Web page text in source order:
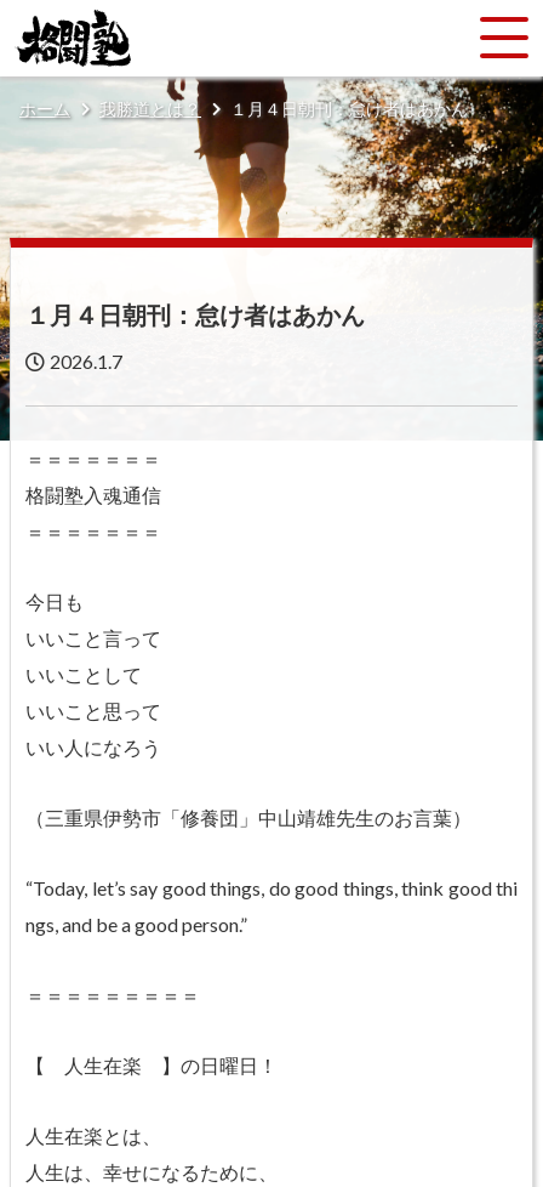
ホーム 我勝道とは？ １月４日朝刊：怠け者はあかん
１月４日朝刊：怠け者はあかん
2026.1.7
＝＝＝＝＝＝＝
格闘塾入魂通信
＝＝＝＝＝＝＝
今日も
いいこと言って
いいことして
いいこと思って
いい人になろう
（三重県伊勢市「修養団」中山靖雄先生のお言葉）
“Today, let’s say good things, do good things, think good thi
ngs, and be a good person.”
＝＝＝＝＝＝＝＝＝
【 人生在楽 】の日曜日！
人生在楽とは、
人生は、幸せになるために、